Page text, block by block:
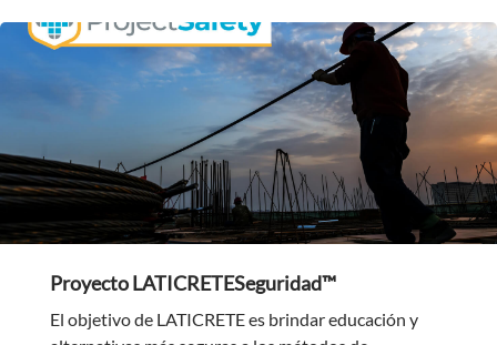
Proyecto LATICRETESeguridad™
El objetivo de LATICRETE es brindar educación y